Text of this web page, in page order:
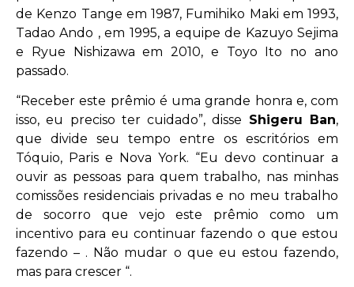
de Kenzo Tange em 1987, Fumihiko Maki em 1993,
Tadao Ando , em 1995, a equipe de Kazuyo Sejima
e Ryue Nishizawa em 2010, e Toyo Ito no ano
passado.
“Receber este prêmio é uma grande honra e, com
isso, eu preciso ter cuidado”, disse Shigeru Ban,
que divide seu tempo entre os escritórios em
Tóquio, Paris e Nova York. “Eu devo continuar a
ouvir as pessoas para quem trabalho, nas minhas
comissões residenciais privadas e no meu trabalho
de socorro que vejo este prêmio como um
incentivo para eu continuar fazendo o que estou
fazendo – . Não mudar o que eu estou fazendo,
mas para crescer “.